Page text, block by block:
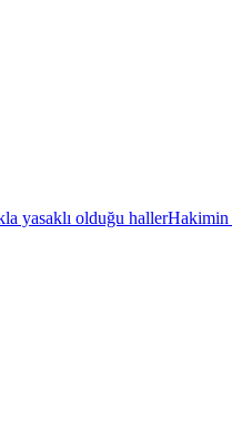
yasaklı olduğu hallerHakimin